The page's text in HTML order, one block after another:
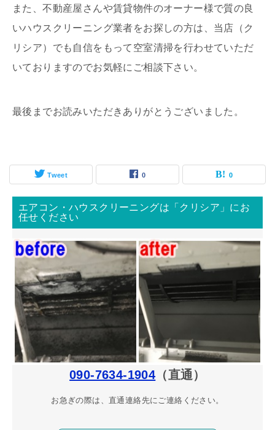
また、不動産屋さんや賃貸物件のオーナー様で質の良
いハウスクリーニング業者をお探しの方は、当店（ク
リシア）でも自信をもって空室清掃を行わせていただ
いておりますのでお気軽にご相談下さい。
最後までお読みいただきありがとうございました。
Tweet 0 0
エアコン・ハウスクリーニングは「クリシア」にお
任せください
090-7634-1904 （直通）
お急ぎの際は、直通連絡先にご連絡ください。